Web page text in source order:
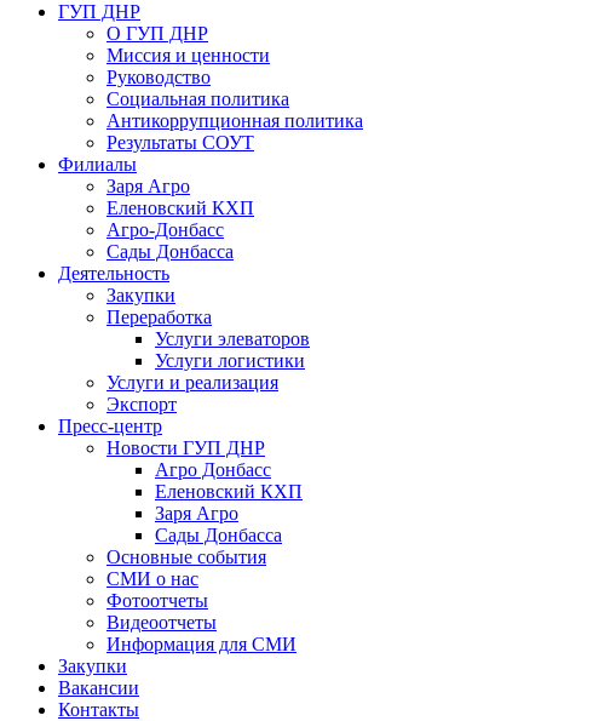
ГУП ДНР
О ГУП ДНР
Миссия и ценности
Руководство
Социальная политика
Антикоррупционная политика
Результаты СОУТ
Филиалы
Заря Агро
Еленовский КХП
Агро-Донбасс
Сады Донбасса
Деятельность
Закупки
Переработка
Услуги элеваторов
Услуги логистики
Услуги и реализация
Экспорт
Пресс-центр
Новости ГУП ДНР
Агро Донбасс
Еленовский КХП
Заря Агро
Сады Донбасса
Основные события
СМИ о нас
Фотоотчеты
Видеоотчеты
Информация для СМИ
Закупки
Вакансии
Контакты